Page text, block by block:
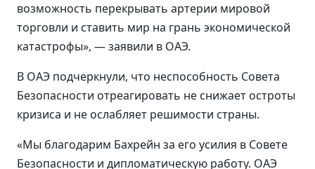
возможность перекрывать артерии мировой
торговли и ставить мир на грань экономической
катастрофы», — заявили в ОАЭ.
В ОАЭ подчеркнули, что неспособность Совета
Безопасности отреагировать не снижает остроты
кризиса и не ослабляет решимости страны.
«Мы благодарим Бахрейн за его усилия в Совете
Безопасности и дипломатическую работу. ОАЭ